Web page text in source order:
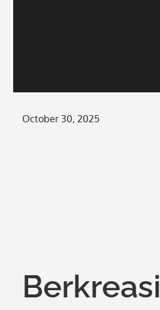
Posted
October 30, 2025
Berkreasi